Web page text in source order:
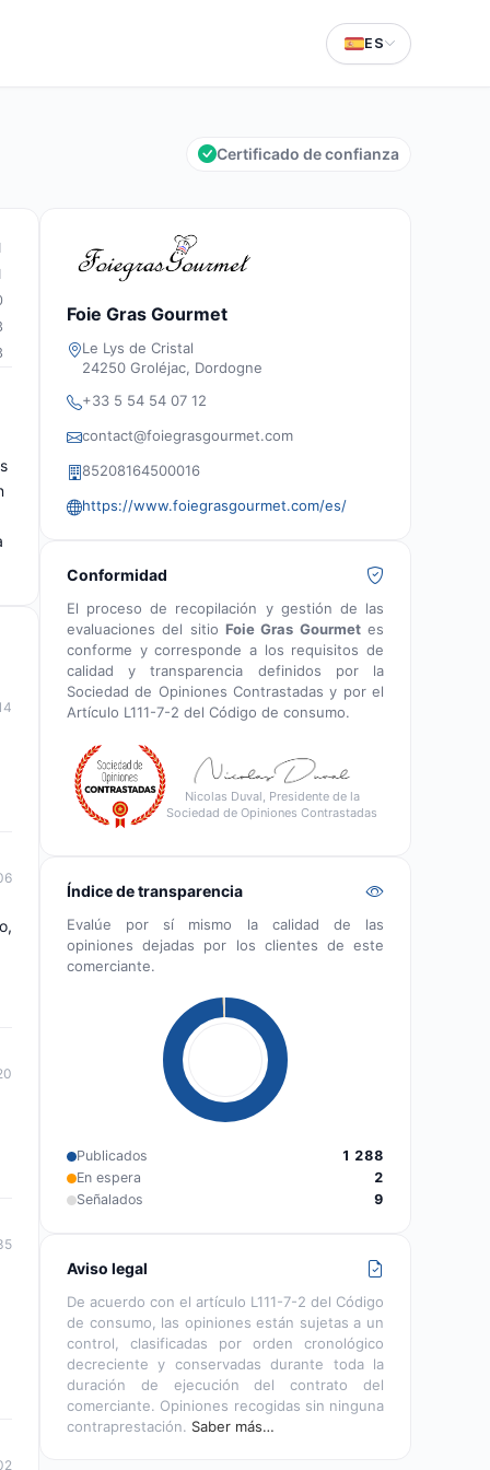
ES
Certificado de confianza
Foie Gras Gourmet
Le Lys de Cristal
24250 Groléjac, Dordogne
+33 5 54 54 07 12
contact@foiegrasgourmet.com
85208164500016
https://www.foiegrasgourmet.com/es/
Conformidad
El proceso de recopilación y gestión de las
evaluaciones del sitio Foie Gras Gourmetes
conforme y corresponde a los requisitos de
calidad y transparencia definidos por la
Sociedad de Opiniones Contrastadas y por el
Artículo L111-7-2 del Código de consumo.
Nicolas Duval, Presidente de la
Sociedad de Opiniones Contrastadas
Índice de transparencia
Evalúe por sí mismo la calidad de las
opiniones dejadas por los clientes de este
comerciante.
Publicados
1 288
En espera
2
Señalados
9
Aviso legal
De acuerdo con el artículo L111-7-2 del Código
de consumo, las opiniones están sujetas a un
control, clasificadas por orden cronológico
decreciente y conservadas durante toda la
duración de ejecución del contrato del
comerciante. Opiniones recogidas sin ninguna
contraprestación. Saber más…